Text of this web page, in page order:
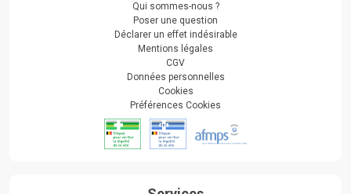
Qui sommes-nous ?
Poser une question
Déclarer un effet indésirable
Mentions légales
CGV
Données personnelles
Cookies
Préférences Cookies